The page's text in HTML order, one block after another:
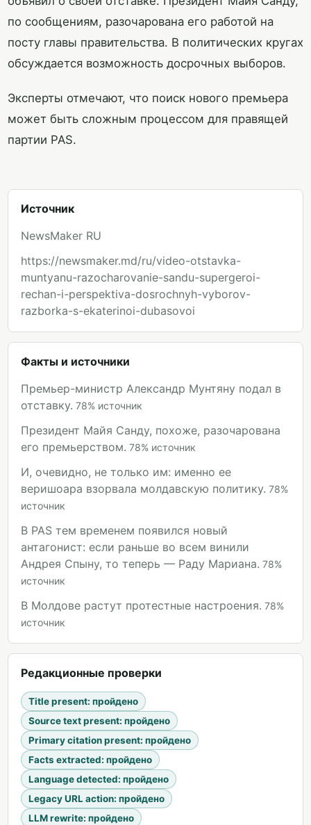
по сообщениям, разочарована его работой на
посту главы правительства. В политических кругах
обсуждается возможность досрочных выборов.
Эксперты отмечают, что поиск нового премьера
может быть сложным процессом для правящей
партии PAS.
Источник
NewsMaker RU
https://newsmaker.md/ru/video-otstavka-
muntyanu-razocharovanie-sandu-supergeroi-
rechan-i-perspektiva-dosrochnyh-vyborov-
razborka-s-ekaterinoi-dubasovoi
Факты и источники
Премьер-министр Александр Мунтяну подал в
отставку. 78% источник
Президент Майя Санду, похоже, разочарована
его премьерством. 78% источник
И, очевидно, не только им: именно ее
веришоара взорвала молдавскую политику. 78%
источник
В PAS тем временем появился новый
антагонист: если раньше во всем винили
Андрея Спыну, то теперь — Раду Мариана. 78%
источник
В Молдове растут протестные настроения. 78%
источник
Редакционные проверки
Title present: пройдено
Source text present: пройдено
Primary citation present: пройдено
Facts extracted: пройдено
Language detected: пройдено
Legacy URL action: пройдено
LLM rewrite: пройдено